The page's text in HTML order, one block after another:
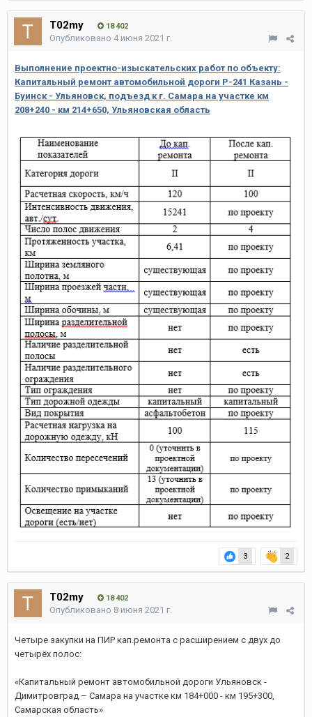
T02my 18 402
Опубликовано 4 июня 2021 г.
Выполнение проектно-изыскательских работ по объекту:
Капитальный ремонт автомобильной дороги Р-241 Казань -
Буинск - Ульяновск, подъезд к г. Самара на участке км
208+240 - км 214+650, Ульяновская область
3 2
T02my 18 402
Опубликовано 8 июня 2021 г.
Четыре закупки на ПИР кап.ремонта с расширением с двух до
четырёх полос:
«Капитальный ремонт автомобильной дороги Ульяновск -
Димитровград – Самара на участке км 184+000 - км 195+300,
Самарская область»